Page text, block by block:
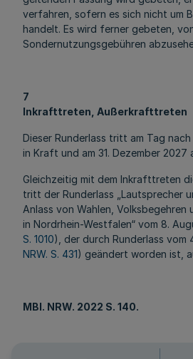
verfahren, sofern es sich nicht um
handelt. Es wird ferner gebeten,
Sondernutzungsgebühren
7
Inkrafttreten, Außerkrafttreten
Dieser Runderlass tritt am Tag
in Kraft und am 31. Dezember 2027
Gleichzeitig mit dem Inkrafttreten
tritt der Runderlass „Lautsprecher
Anlass von Wahlen, Volksbegehren
in Nordrhein-Westfalen“ vom 8.
S. 1010), der durch Runderlass vom
NRW. S. 431) geändert worden ist,
MBl. NRW. 2022 S. 140.